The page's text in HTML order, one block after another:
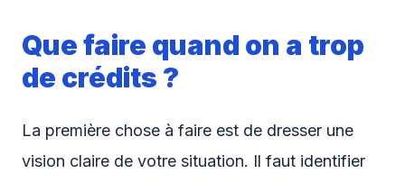
Que faire quand on a trop
de crédits ?
La première chose à faire est de dresser une
vision claire de votre situation. Il faut identifier